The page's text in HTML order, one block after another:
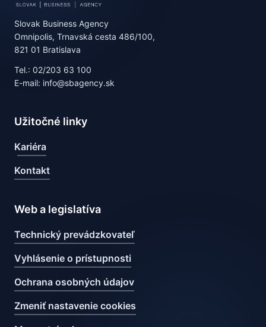
Slovak Business Agency
Omnipolis, Trnavská cesta 486/100,
821 01 Bratislava
Tel.: 02/203 63 100
E-mail: info@sbagency.sk
Užitočné linky
Kariéra
Kontakt
Web a legislatíva
Technický prevádzkovateľ
Vyhlásenie o prístupnosti
Ochrana osobných údajov
Zmeniť nastavenie cookies